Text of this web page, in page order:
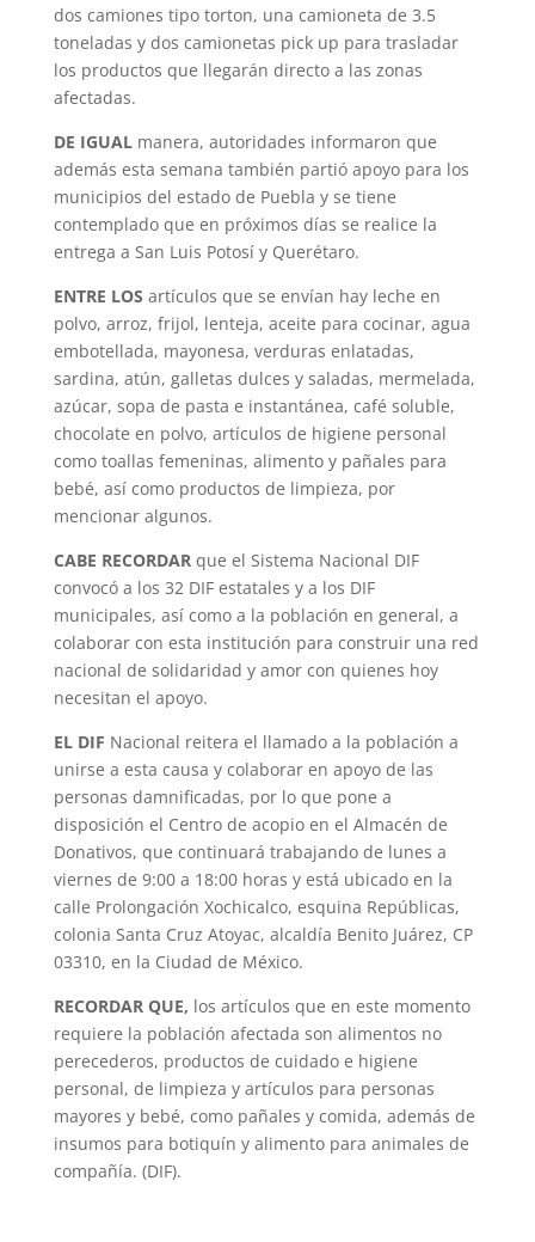
dos camiones tipo torton, una camioneta de 3.5
toneladas y dos camionetas pick up para trasladar
los productos que llegarán directo a las zonas
afectadas.
DE IGUAL manera, autoridades informaron que
además esta semana también partió apoyo para los
municipios del estado de Puebla y se tiene
contemplado que en próximos días se realice la
entrega a San Luis Potosí y Querétaro.
ENTRE LOS artículos que se envían hay leche en
polvo, arroz, frijol, lenteja, aceite para cocinar, agua
embotellada, mayonesa, verduras enlatadas,
sardina, atún, galletas dulces y saladas, mermelada,
azúcar, sopa de pasta e instantánea, café soluble,
chocolate en polvo, artículos de higiene personal
como toallas femeninas, alimento y pañales para
bebé, así como productos de limpieza, por
mencionar algunos.
CABE RECORDAR que el Sistema Nacional DIF
convocó a los 32 DIF estatales y a los DIF
municipales, así como a la población en general, a
colaborar con esta institución para construir una red
nacional de solidaridad y amor con quienes hoy
necesitan el apoyo.
EL DIF Nacional reitera el llamado a la población a
unirse a esta causa y colaborar en apoyo de las
personas damnificadas, por lo que pone a
disposición el Centro de acopio en el Almacén de
Donativos, que continuará trabajando de lunes a
viernes de 9:00 a 18:00 horas y está ubicado en la
calle Prolongación Xochicalco, esquina Repúblicas,
colonia Santa Cruz Atoyac, alcaldía Benito Juárez, CP
03310, en la Ciudad de México.
RECORDAR QUE, los artículos que en este momento
requiere la población afectada son alimentos no
perecederos, productos de cuidado e higiene
personal, de limpieza y artículos para personas
mayores y bebé, como pañales y comida, además de
insumos para botiquín y alimento para animales de
compañía. (DIF).